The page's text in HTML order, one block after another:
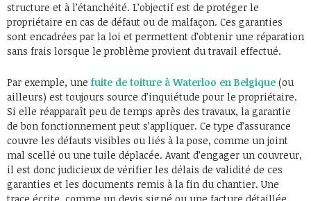
structure et à l’étanchéité. L’objectif est de protéger le
propriétaire en cas de défaut ou de malfaçon. Ces garanties
sont encadrées par la loi et permettent d’obtenir une réparation
sans frais lorsque le problème provient du travail effectué.
Par exemple, une fuite de toiture à Waterloo en Belgique (ou
ailleurs) est toujours source d’inquiétude pour le propriétaire.
Si elle réapparaît peu de temps après des travaux, la garantie
de bon fonctionnement peut s’appliquer. Ce type d’assurance
couvre les défauts visibles ou liés à la pose, comme un joint
mal scellé ou une tuile déplacée. Avant d’engager un couvreur,
il est donc judicieux de vérifier les délais de validité de ces
garanties et les documents remis à la fin du chantier. Une